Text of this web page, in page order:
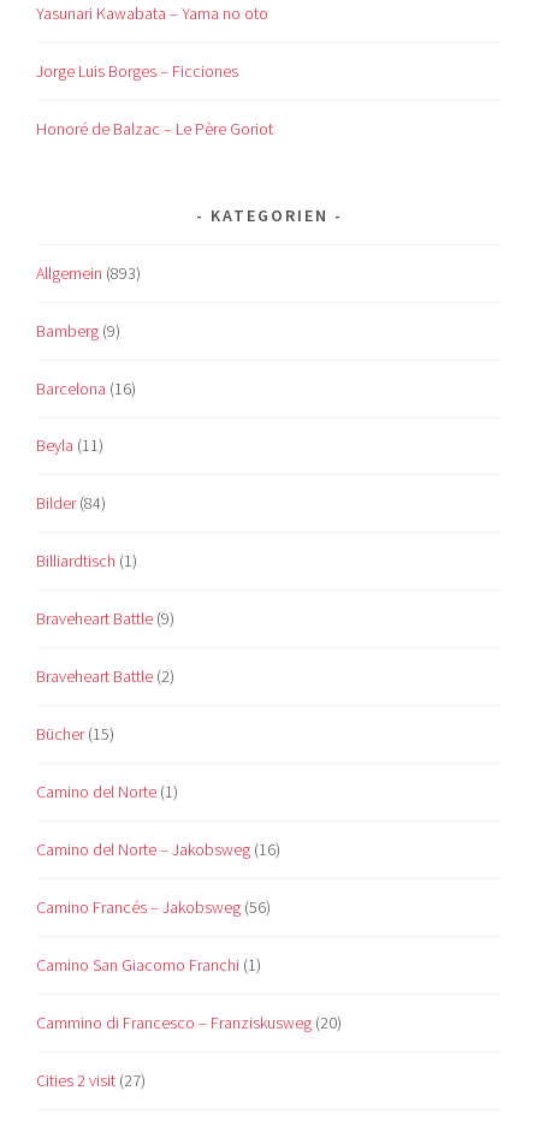
Yasunari Kawabata – Yama no oto
Jorge Luis Borges – Ficciones
Honoré de Balzac – Le Père Goriot
KATEGORIEN
Allgemein (893)
Bamberg (9)
Barcelona (16)
Beyla (11)
Bilder(84)
Billiardtisch (1)
Braveheart Battle (9)
Braveheart Battle (2)
Bücher(15)
Camino del Norte (1)
Camino del Norte – Jakobsweg (16)
Camino Francés – Jakobsweg (56)
Camino San Giacomo Franchi (1)
Cammino di Francesco – Franziskusweg (20)
Cities 2 visit (27)